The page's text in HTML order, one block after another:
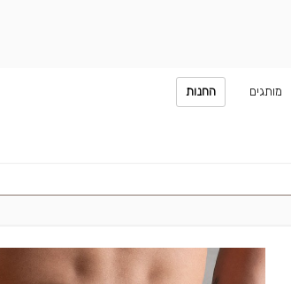
מותגים החנות